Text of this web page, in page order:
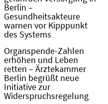
Berlin –
Gesundheitsakteure
warnen vor Kipppunkt
des Systems
Organspende-Zahlen
erhöhen und Leben
retten – Ärztekammer
Berlin begrüßt neue
Initiative zur
Widerspruchsregelung